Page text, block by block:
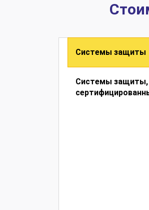
Системы защиты
Системы защиты,